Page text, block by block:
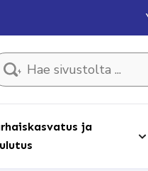
sivustolta ...
ja